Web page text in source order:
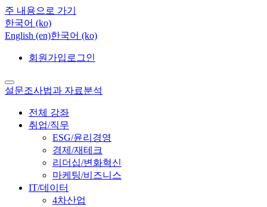
주 내용으로 가기
한국어 ‎(ko)‎
English ‎(en)‎한국어 ‎(ko)‎
회원가입 로그인
설문조사법과 자료분석
전체 강좌
취업/직무
ESG/윤리경영
경제/재테크
리더십/변화혁신
마케팅/비즈니스
IT/데이터
4차산업